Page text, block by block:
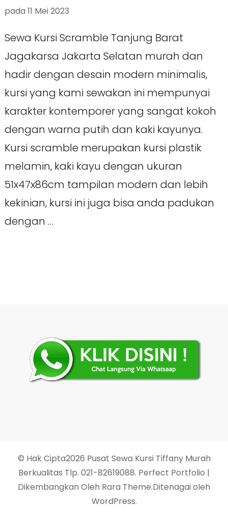
pada 11 Mei 2023
Sewa Kursi Scramble Tanjung Barat
Jagakarsa Jakarta Selatan murah dan
hadir dengan desain modern minimalis,
kursi yang kami sewakan ini mempunyai
karakter kontemporer yang sangat kokoh
dengan warna putih dan kaki kayunya.
Kursi scramble merupakan kursi plastik
melamin, kaki kayu dengan ukuran
51x47x86cm tampilan modern dan lebih
kekinian, kursi ini juga bisa anda padukan
dengan …
© Hak Cipta2026 Pusat Sewa Kursi Tiffany Murah
Berkualitas Tlp. 021-82619088. Perfect Portfolio |
Dikembangkan Oleh Rara Theme.Ditenagai oleh
WordPress.